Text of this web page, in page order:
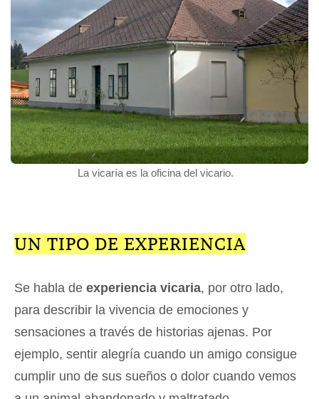
La vicaría es la oficina del vicario.
UN TIPO DE EXPERIENCIA
Se habla de experiencia vicaria, por otro lado,
para describir la vivencia de emociones y
sensaciones a través de historias ajenas. Por
ejemplo, sentir alegría cuando un amigo consigue
cumplir uno de sus sueños o dolor cuando vemos